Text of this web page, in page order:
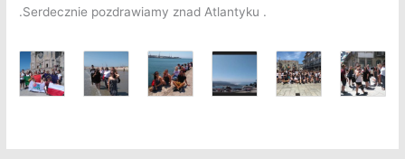
.Serdecznie pozdrawiamy znad Atlantyku .